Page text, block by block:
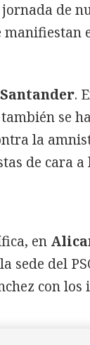
de
Santander.
se
la
de cara
en
sede del
con